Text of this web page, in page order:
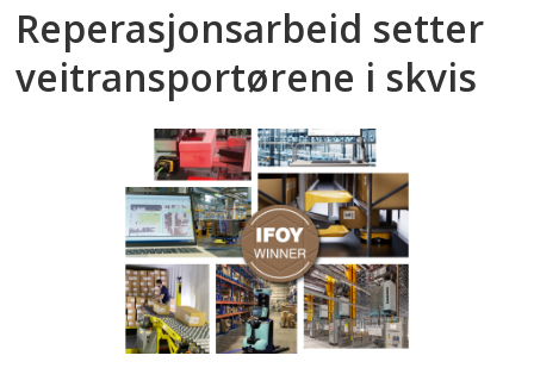
Reperasjonsarbeid setter
veitransportørene i skvis